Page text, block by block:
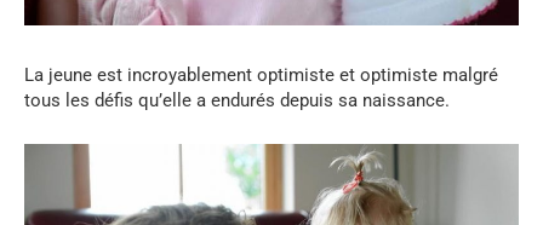
La jeune est incroyablement optimiste et optimiste malgré
tous les défis qu’elle a endurés depuis sa naissance.